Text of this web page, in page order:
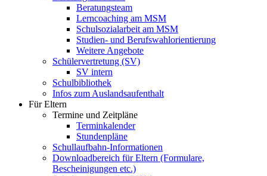
Beratungsteam
Lerncoaching am MSM
Schulsozialarbeit am MSM
Studien- und Berufswahlorientierung
Weitere Angebote
Schülervertretung (SV)
SV intern
Schulbibliothek
Infos zum Auslandsaufenthalt
Für Eltern
Termine und Zeitpläne
Terminkalender
Stundenpläne
Schullaufbahn-Informationen
Downloadbereich für Eltern (Formulare,
Bescheinigungen etc.)